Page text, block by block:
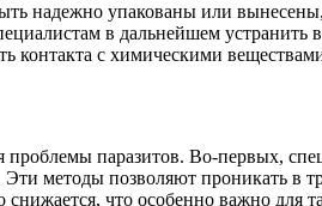
надежно упакованы или
в дальнейшем устранить
контакта с химическими
паразитов. Во-первых,
методы позволяют проникать в
что особенно важно для